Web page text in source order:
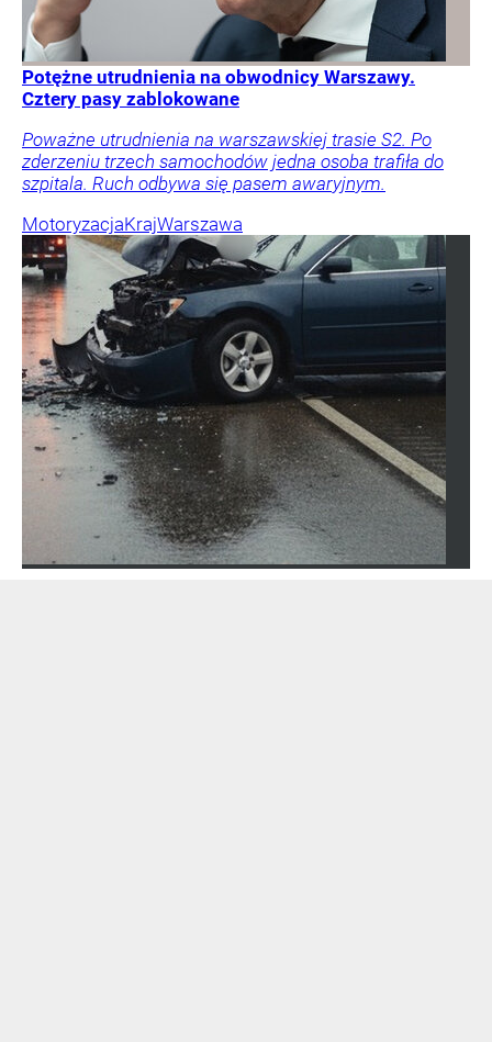
Potężne utrudnienia na obwodnicy Warszawy.
Cztery pasy zablokowane
Poważne utrudnienia na warszawskiej trasie S2. Po
zderzeniu trzech samochodów jedna osoba trafiła do
szpitala. Ruch odbywa się pasem awaryjnym.
MotoryzacjaKrajWarszawa